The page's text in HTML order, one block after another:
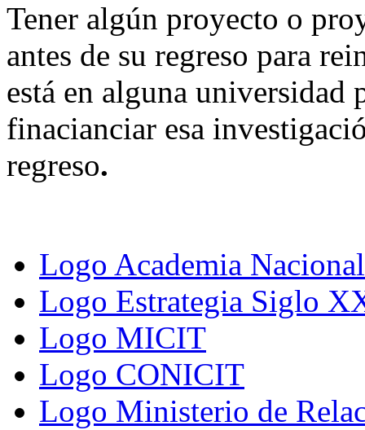
Tener algún proyecto o
antes de su regreso para
está en alguna
finacianciar esa
regreso.
Logo Academia
Logo Estrategia Siglo
Logo MICIT
Logo CONICIT
Logo Ministerio de